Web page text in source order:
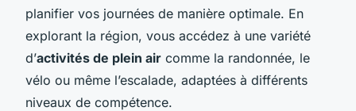
planifier vos journées de manière optimale. En
explorant la région, vous accédez à une variété
d’activités de plein air comme la randonnée, le
vélo ou même l’escalade, adaptées à différents
niveaux de compétence.